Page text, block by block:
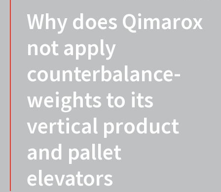
Why does Qimarox
not apply
counterbalance-
weights to its
vertical product
and pallet
elevators